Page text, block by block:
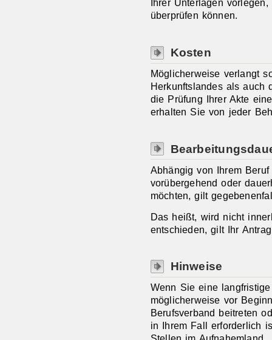
Ihrer Unterlagen
überprüfen können.
Kosten
Möglicherweise verlangt
Herkunftslandes als auch
die Prüfung Ihrer Akte
erhalten Sie von jeder
Abhängig von Ihrem
vorübergehend oder
möchten, gilt
Das heißt, wird nicht
entschieden, gilt Ihr
Hinweise
Wenn Sie eine
möglicherweise vor
Berufsverband beitreten
in Ihrem Fall erforderlich